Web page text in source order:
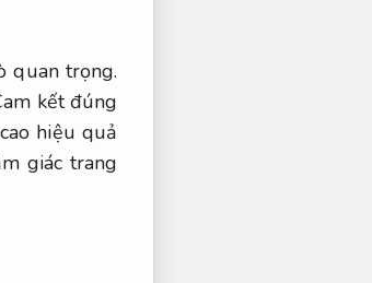
quan trọng.
kết đúng
hiệu quả
giác trang